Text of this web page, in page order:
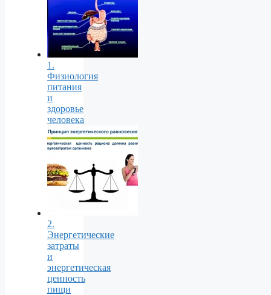
1.
Физиология
питания
и
здоровье
человека
2.
Энергетические
затраты
и
энергетическая
ценность
пищи